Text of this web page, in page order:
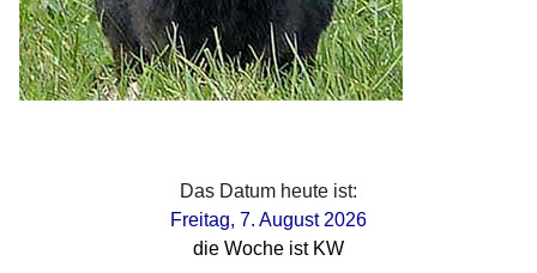
Das Datum heute ist:
Freitag, 7. August 2026
die Woche ist KW